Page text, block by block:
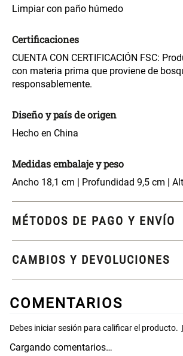
Limpiar con paño húmedo
Certificaciones
CUENTA CON CERTIFICACIÓN FSC:
con materia prima que proviene de
responsablemente.
Diseño y país de origen
Hecho en China
Medidas embalaje y peso
Ancho 18,1 cm | Profundidad 9,5 cm |
MÉTODOS DE PAGO Y ENVÍO
CAMBIOS Y DEVOLUCIONES
COMENTARIOS
Cargando comentarios…
S/ 319.00S/ 254.90
Plumón Pluma
S/ 269.00 S/ 228.65
46x48x76
S/
Set 2 Almohadas Hollow
Organizador Cubiertos Bambú
Extensible
S/ 63.90 S/ 44.70
Canasto
Redondo
S/ 99.90 S/
Topper de Microfibra 1500 GSM
S/ 219.00 S/ 186.15
Escalera
Cama Nido Grande para Perros
Papelero